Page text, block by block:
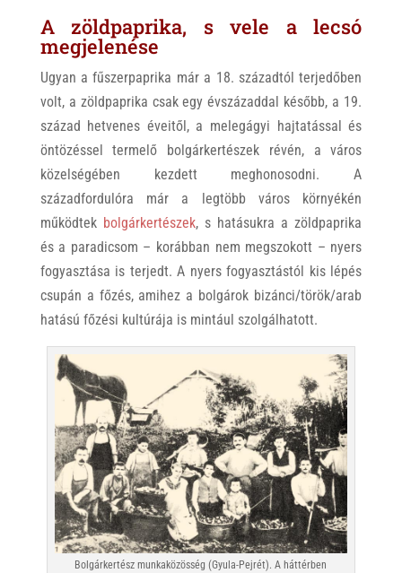
A zöldpaprika, s vele a lecsó
megjelenése
Ugyan a fűszerpaprika már a 18. századtól terjedőben
volt, a zöldpaprika csak egy évszázaddal később, a 19.
század hetvenes éveitől, a melegágyi hajtatással és
öntözéssel termelő bolgárkertészek révén, a város
közelségében kezdett meghonosodni. A
századfordulóra már a legtöbb város környékén
működtek bolgárkertészek, s hatásukra a zöldpaprika
és a paradicsom – korábban nem megszokott – nyers
fogyasztása is terjedt. A nyers fogyasztástól kis lépés
csupán a főzés, amihez a bolgárok bizánci/török/arab
hatású főzési kultúrája is mintául szolgálhatott.
Bolgárkertész munkaközösség (Gyula-Pejrét). A háttérben